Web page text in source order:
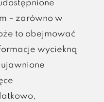
– zarówno w
to obejmować
wyciekną